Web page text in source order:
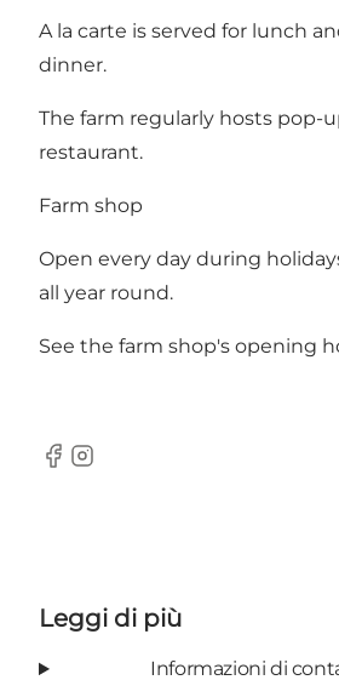
A la carte is served for lunch
dinner.
The farm regularly hosts pop-
restaurant.
Farm shop
Open every day during
all year round.
See the farm shop's opening
Facebook
Instagram
Leggi di più
Informazioni di